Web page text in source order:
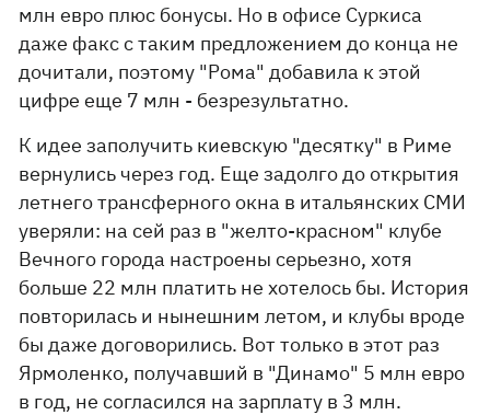
млн евро плюс бонусы. Но в офисе Суркиса
даже факс с таким предложением до конца не
дочитали, поэтому "Рома" добавила к этой
цифре еще 7 млн - безрезультатно.
К идее заполучить киевскую "десятку" в Риме
вернулись через год. Еще задолго до открытия
летнего трансферного окна в итальянских СМИ
уверяли: на сей раз в "желто-красном" клубе
Вечного города настроены серьезно, хотя
больше 22 млн платить не хотелось бы. История
повторилась и нынешним летом, и клубы вроде
бы даже договорились. Вот только в этот раз
Ярмоленко, получавший в "Динамо" 5 млн евро
в год, не согласился на зарплату в 3 млн.